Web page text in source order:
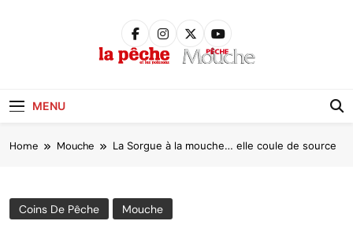
MENU
Home Mouche La Sorgue à la mouche… elle coule de source
Coins De Pêche Mouche